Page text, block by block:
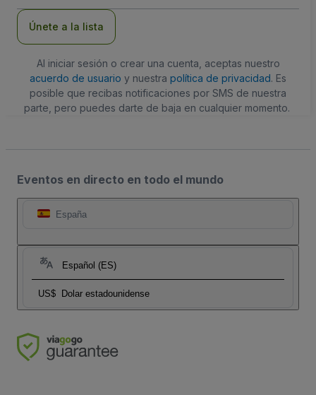
Únete a la lista
Al iniciar sesión o crear una cuenta, aceptas nuestro
acuerdo de usuario y nuestra política de privacidad. Es
posible que recibas notificaciones por SMS de nuestra
parte, pero puedes darte de baja en cualquier momento.
Eventos en directo en todo el mundo
España
Español (ES)
US$ Dolar estadounidense